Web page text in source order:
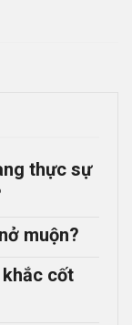
thực sự
muộn?
cốt